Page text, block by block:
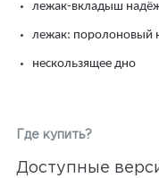
лежак-вкладыш
лежак: поролоновый
нескользящее дно
Где купить?
Доступные